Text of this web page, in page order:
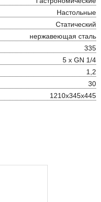
Настольные
Статический
нержавеющая сталь
335
5 х GN 1/4
1,2
30
1210х345х445